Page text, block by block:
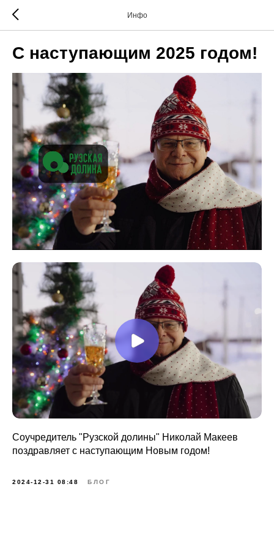
Инфо
С наступающим 2025 годом!
Соучредитель "Рузской долины" Николай Макеев
поздравляет с наступающим Новым годом!
2024-12-31 08:48 БЛОГ